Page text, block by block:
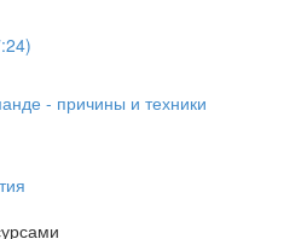
- причины и техники